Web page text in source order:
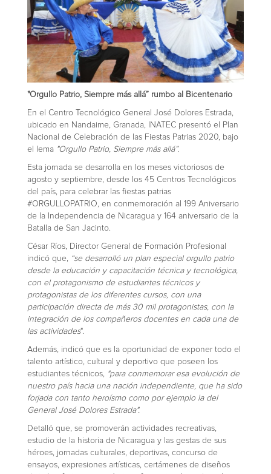
"Orgullo Patrio, Siempre más allá” rumbo al Bicentenario
En el Centro Tecnológico General José Dolores Estrada,
ubicado en Nandaime, Granada, INATEC presentó el Plan
Nacional de Celebración de las Fiestas Patrias 2020, bajo
el lema "Orgullo Patrio, Siempre más allá”.
Esta jornada se desarrolla en los meses victoriosos de
agosto y septiembre, desde los 45 Centros Tecnológicos
del país, para celebrar las fiestas patrias
#ORGULLOPATRIO, en conmemoración al 199 Aniversario
de la Independencia de Nicaragua y 164 aniversario de la
Batalla de San Jacinto.
César Ríos, Director General de Formación Profesional
indicó que,
“se desarrolló un plan especial orgullo patrio
desde la educación y capacitación técnica y tecnológica,
con el protagonismo de estudiantes técnicos y
protagonistas de los diferentes cursos, con una
participación directa de más 30 mil protagonistas, con la
integración de los compañeros docentes en cada una de
las actividades".
Además, indicó que es la oportunidad de exponer todo el
talento artístico, cultural y deportivo que poseen los
estudiantes técnicos,
"para conmemorar esa evolución de
nuestro país hacia una nación independiente, que ha sido
forjada con tanto heroísmo como por ejemplo la del
General José Dolores Estrada".
Detalló que, se promoverán actividades recreativas,
estudio de la historia de Nicaragua y las gestas de sus
héroes, jornadas culturales, deportivas, concurso de
ensayos, expresiones artísticas, certámenes de diseños